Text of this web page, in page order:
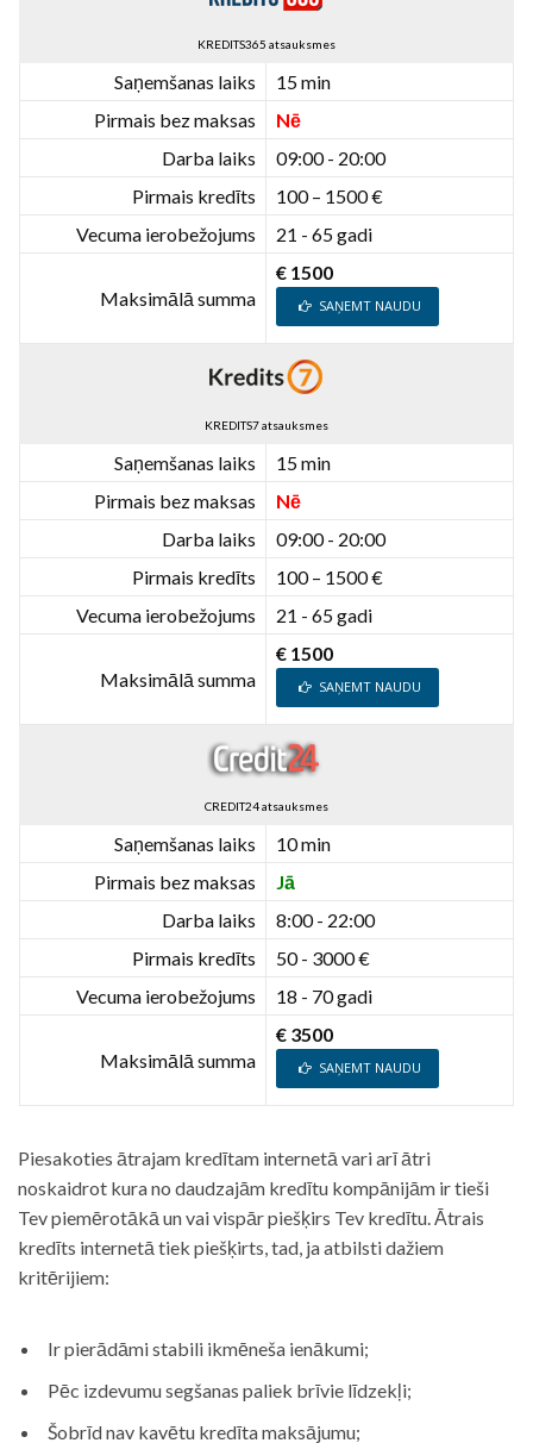
KREDITS365 atsauksmes
Saņemšanas laiks
15 min
Pirmais bez maksas
Nē
Darba laiks
09:00 - 20:00
Pirmais kredīts
100 – 1500 €
Vecuma ierobežojums
21 - 65 gadi
Maksimālā summa
€ 1500
SAŅEMT NAUDU
KREDITS7 atsauksmes
Saņemšanas laiks
15 min
Pirmais bez maksas
Nē
Darba laiks
09:00 - 20:00
Pirmais kredīts
100 – 1500 €
Vecuma ierobežojums
21 - 65 gadi
Maksimālā summa
€ 1500
SAŅEMT NAUDU
CREDIT24 atsauksmes
Saņemšanas laiks
10 min
Pirmais bez maksas
Jā
Darba laiks
8:00 - 22:00
Pirmais kredīts
50 - 3000 €
Vecuma ierobežojums
18 - 70 gadi
Maksimālā summa
€ 3500
SAŅEMT NAUDU
Piesakoties ātrajam kredītam internetā vari arī ātri
noskaidrot kura no daudzajām kredītu kompānijām ir tieši
Tev piemērotākā un vai vispār piešķirs Tev kredītu. Ātrais
kredīts internetā tiek piešķirts, tad, ja atbilsti dažiem
kritērijiem:
Ir pierādāmi stabili ikmēneša ienākumi;
Pēc izdevumu segšanas paliek brīvie līdzekļi;
Šobrīd nav kavētu kredīta maksājumu;